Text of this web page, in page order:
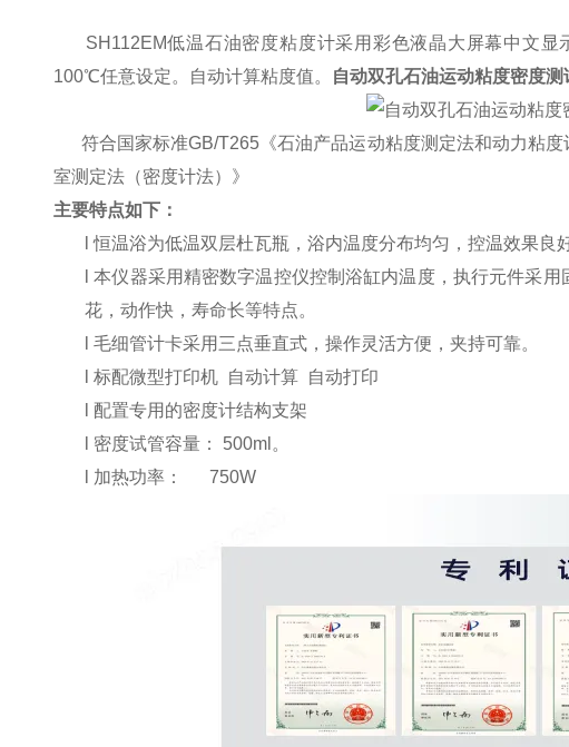
SH112EM低温石油密度粘度计采用彩色液晶大屏幕中文显
100℃任意设定。自动计算粘度值。
自动双孔石油运动粘度密度测
符合国家标准GB/T265《石油产品运动粘度测定法和动力粘度
室测定法（密度计法）》
主要特点如下：
l恒温浴为低温双层杜瓦瓶，浴内温度分布均匀，控温效果良好
l本仪器采用精密数字温控仪控制浴缸内温度，执行元件采
花，动作快，寿命长等特点。
l毛细管计卡采用三点垂直式，操作灵活方便，夹持可靠。
l标配微型打印机 自动计算 自动打印
配置专用的密度计结构支架
密度试管容量： 500ml。
加热功率： 750W